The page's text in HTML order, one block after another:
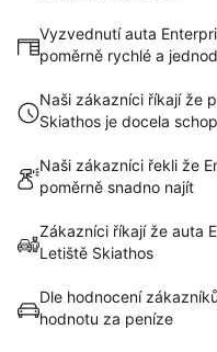
Vyzvednutí auta
poměrně rychlé a
Naši zákazníci říkají že
Skiathos je docela
Naši zákazníci řekli že
poměrně snadno najít
Zákazníci říkají že auta
Letiště Skiathos
Dle hodnocení
hodnotu za peníze